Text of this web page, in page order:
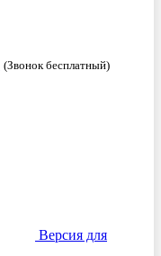
(Звонок бесплатный)
Версия для